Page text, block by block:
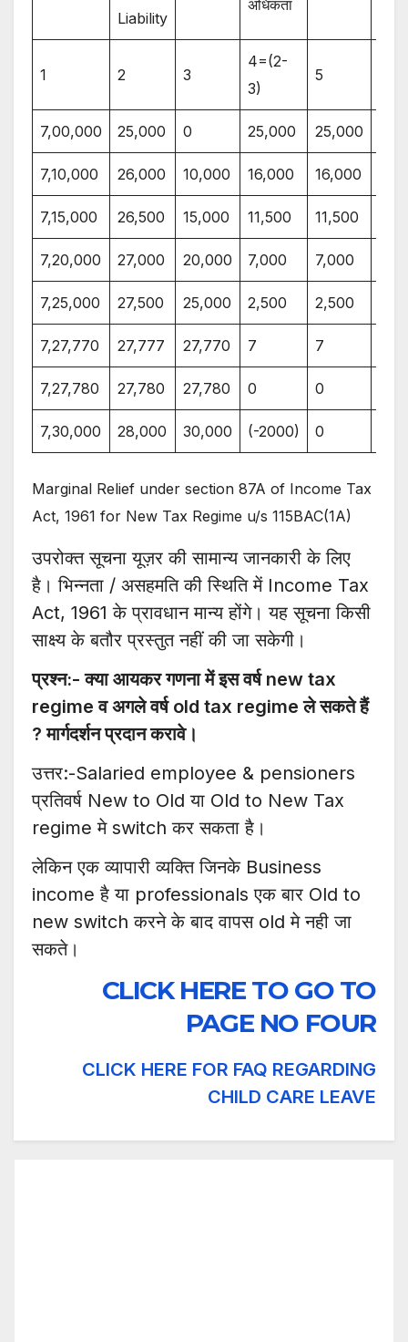
Liability
अधिकता
1 2 3
4=(2-
3)
5
7,00,000 25,000 0 25,000 25,000
7,10,000 26,000 10,000 16,000 16,000
7,15,000 26,500 15,000 11,500 11,500
7,20,000 27,000 20,000 7,000 7,000
7,25,000 27,500 25,000 2,500 2,500
7,27,770 27,777 27,770 7 7
7,27,780 27,780 27,780 0 0
7,30,000 28,000 30,000 (-2000) 0
Marginal Relief under section 87A of Income Tax
Act, 1961 for New Tax Regime u/s 115BAC(1A)
उपरोक्त सूचना यूज़र की सामान्य जानकारी के लिए
है। भिन्नता / असहमति की स्थिति में Income Tax
Act, 1961 के प्रावधान मान्य होंगे। यह सूचना किसी
साक्ष्य के बतौर प्रस्तुत नहीं की जा सकेगी।
प्रश्न:- क्या आयकर गणना में इस वर्ष new tax
regime व अगले वर्ष old tax regime ले सकते हैं
? मार्गदर्शन प्रदान करावे।
उत्तर:-Salaried employee & pensioners
प्रतिवर्ष New to Old या Old to New Tax
regime मे switch कर सकता है।
लेकिन एक व्यापारी व्यक्ति जिनके Business
income है या professionals एक बार Old to
new switch करने के बाद वापस old मे नही जा
सकते।
CLICK HERE TO GO TO
PAGE NO FOUR
CLICK HERE FOR FAQ REGARDING
CHILD CARE LEAVE